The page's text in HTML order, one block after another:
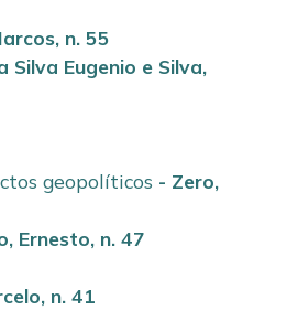
, n. 55
Silva Eugenio e Silva,
geopolíticos - Zero,
Ernesto, n. 47
, n. 41